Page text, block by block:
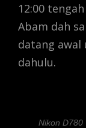
12:00
Abam dah
datang
dahulu.
Nikon D780